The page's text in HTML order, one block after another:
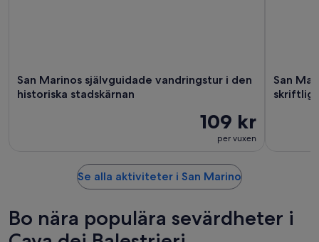
San Marinos självguidade vandringstur i den
historiska stadskärnan
109 kr
per vuxen
San
skriftlig
Se alla aktiviteter i San Marino
Bo nära populära sevärdheter i